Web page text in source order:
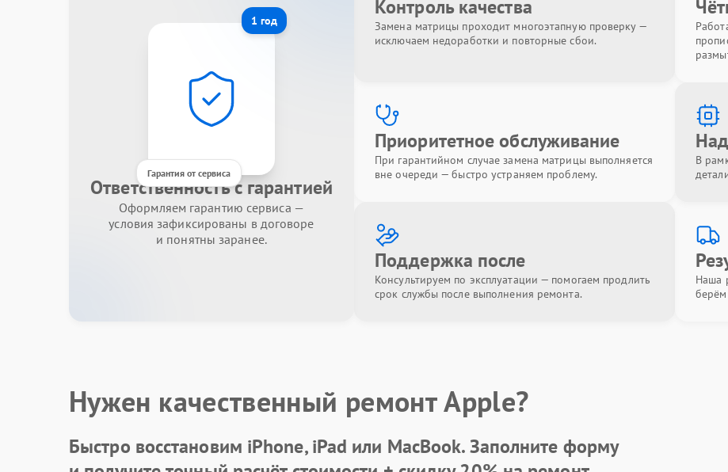
1 год
Гарантия от сервиса
Ответственность с гарантией
Оформляем гарантию сервиса —
условия зафиксированы в договоре
и понятны заранее.
Контроль качества
Замена матрицы проходит многоэтапную проверку —
исключаем недоработки и повторные сбои.
Приоритетное обслуживание
При гарантийном случае замена матрицы выполняется
вне очереди — быстро устраняем проблему.
В
Поддержка после
Консультируем по эксплуатации — помогаем продлить
срок службы после выполнения ремонта.
Наша
берём
Нужен качественный ремонт Apple?
Быстро восстановим iPhone, iPad или MacBook.Заполните форму